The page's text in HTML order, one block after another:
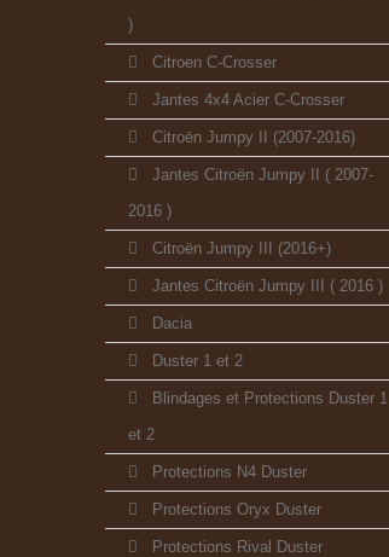
)
Citroen C-Crosser
Jantes 4x4 Acier C-Crosser
Citroën Jumpy II (2007-2016)
Jantes Citroën Jumpy II ( 2007-
2016 )
Citroën Jumpy III (2016+)
Jantes Citroën Jumpy III ( 2016 )
Dacia
Duster 1 et 2
Blindages et Protections Duster 1
et 2
Protections N4 Duster
Protections Oryx Duster
Protections Rival Duster